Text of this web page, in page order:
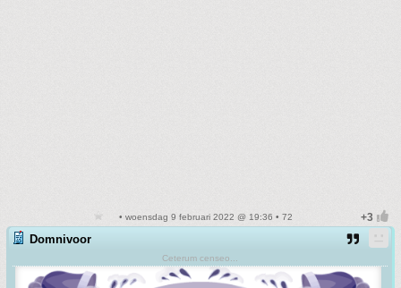
• woensdag 9 februari 2022 @ 19:36 • 72
Domnivoor
Ceterum censeo...